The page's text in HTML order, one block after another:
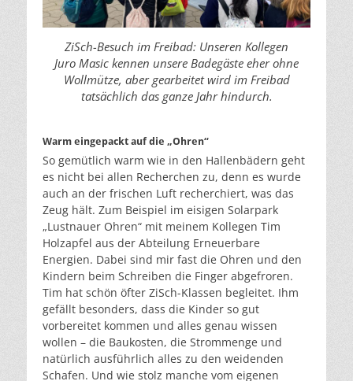
ZiSch-Besuch im Freibad: Unseren Kollegen
Juro Masic kennen unsere Badegäste eher ohne
Wollmütze, aber gearbeitet wird im Freibad
tatsächlich das ganze Jahr hindurch.
Warm eingepackt auf die „Ohren“
So gemütlich warm wie in den Hallenbädern geht
es nicht bei allen Recherchen zu, denn es wurde
auch an der frischen Luft recherchiert, was das
Zeug hält. Zum Beispiel im eisigen Solarpark
„Lustnauer Ohren“ mit meinem Kollegen Tim
Holzapfel aus der Abteilung Erneuerbare
Energien. Dabei sind mir fast die Ohren und den
Kindern beim Schreiben die Finger abgefroren.
Tim hat schön öfter ZiSch-Klassen begleitet. Ihm
gefällt besonders, dass die Kinder so gut
vorbereitet kommen und alles genau wissen
wollen – die Baukosten, die Strommenge und
natürlich ausführlich alles zu den weidenden
Schafen. Und wie stolz manche vom eigenen